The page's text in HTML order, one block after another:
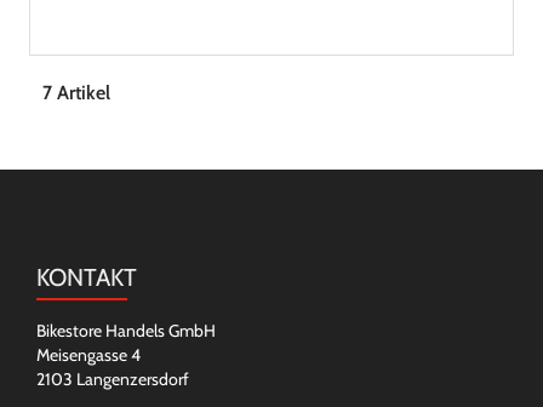
7 Artikel
KONTAKT
Bikestore Handels GmbH
Meisengasse 4
2103 Langenzersdorf